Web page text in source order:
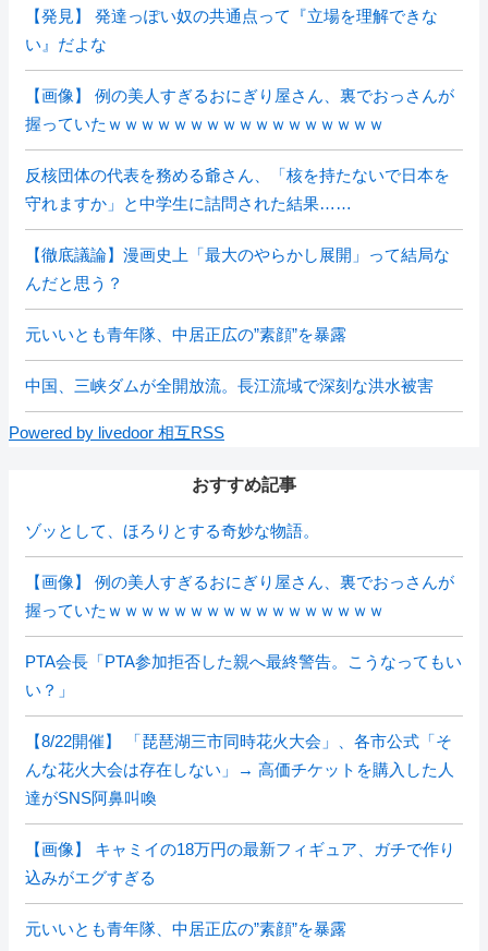
【発見】 発達っぽい奴の共通点って『立場を理解できな
い』だよな
【画像】 例の美人すぎるおにぎり屋さん、裏でおっさんが
握っていたｗｗｗｗｗｗｗｗｗｗｗｗｗｗｗｗｗ
反核団体の代表を務める爺さん、「核を持たないで日本を
守れますか」と中学生に詰問された結果……
【徹底議論】漫画史上「最大のやらかし展開」って結局な
んだと思う？
元いいとも青年隊、中居正広の”素顔”を暴露
中国、三峡ダムが全開放流。長江流域で深刻な洪水被害
Powered by livedoor 相互RSS
おすすめ記事
ゾッとして、ほろりとする奇妙な物語。
【画像】 例の美人すぎるおにぎり屋さん、裏でおっさんが
握っていたｗｗｗｗｗｗｗｗｗｗｗｗｗｗｗｗｗ
PTA会長「PTA参加拒否した親へ最終警告。こうなってもい
い？」
【8/22開催】 「琵琶湖三市同時花火大会」、各市公式「そ
んな花火大会は存在しない」→ 高価チケットを購入した人
達がSNS阿鼻叫喚
【画像】 キャミイの18万円の最新フィギュア、ガチで作り
込みがエグすぎる
元いいとも青年隊、中居正広の”素顔”を暴露